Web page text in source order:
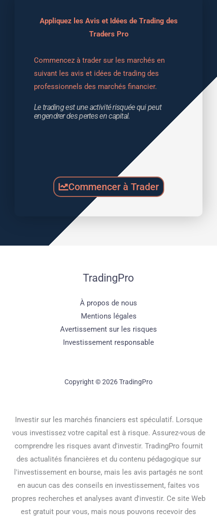
Appliquez les Avis et Idées de Trading des
Traders Pro
Commencez à trader sur les marchés en
suivant les avis et idées de trading des
professionnels des marchés financier.
Le trading est une activité risquée qui peut
engendrer des pertes en capital.
Commencer à Trader
TradingPro
À propos de nous
Mentions légales
Avertissement sur les risques
Investissement responsable
Copyright © 2026 TradingPro
Investir sur les marchés financiers est spéculatif. Lorsque
vous investissez votre capital est à risque. Assurez-vous de
comprendre les risques avant d'investir. TradingPro fournit
des actualités financières et du contenu pédagogique sur
l'investissement en bourse, mais les avis partagés ne sont
en aucun cas des conseils en investissement, faites vos
propres recherches et analyses avant d'investir. Ce site Web
est gratuit pour vous, mais nous pouvons recevoir des